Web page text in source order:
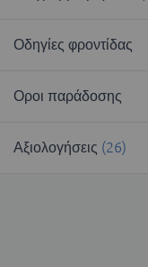
Οδηγίες φροντίδας
Οροι παράδοσης
Αξιολογήσεις 26